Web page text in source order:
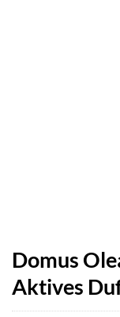
Domus
Aktives